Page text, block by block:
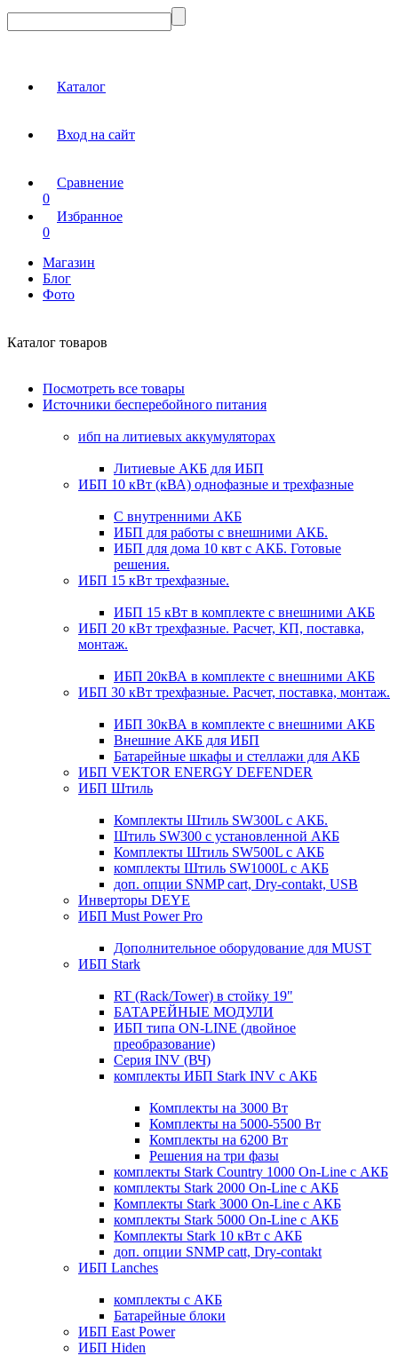
Каталог
Вход на сайт
Сравнение
0
Избранное
0
Магазин
Блог
Фото
Каталог товаров
Посмотреть все товары
Источники бесперебойного питания
ибп на литиевых аккумуляторах
Литиевые АКБ для ИБП
ИБП 10 кВт (кВА) однофазные и трехфазные
С внутренними АКБ
ИБП для работы с внешними АКБ.
ИБП для дома 10 квт с АКБ. Готовые
решения.
ИБП 15 кВт трехфазные.
ИБП 15 кВт в комплекте с внешними АКБ
ИБП 20 кВт трехфазные. Расчет, КП, поставка,
монтаж.
ИБП 20кВА в комплекте с внешними АКБ
ИБП 30 кВт трехфазные. Расчет, поставка, монтаж.
ИБП 30кВА в комплекте с внешними АКБ
Внешние АКБ для ИБП
Батарейные шкафы и стеллажи для АКБ
ИБП VEKTOR ENERGY DEFENDER
ИБП Штиль
Комплекты Штиль SW300L с АКБ.
Штиль SW300 с установленной АКБ
Комплекты Штиль SW500L с АКБ
комплекты Штиль SW1000L с АКБ
доп. опции SNMP cart, Dry-contakt, USB
Инверторы DEYE
ИБП Must Power Pro
Дополнительное оборудование для MUST
ИБП Stark
RT (Rack/Tower) в стойку 19"
БАТАРЕЙНЫЕ МОДУЛИ
ИБП типа ON-LINE (двойное
преобразование)
Серия INV (ВЧ)
комплекты ИБП Stark INV с АКБ
Комплекты на 3000 Вт
Комплекты на 5000-5500 Вт
Комплекты на 6200 Вт
Решения на три фазы
комплекты Stark Country 1000 On-Line с АКБ
комплекты Stark 2000 On-Line с АКБ
Комплекты Stark 3000 On-Line с АКБ
комплекты Stark 5000 On-Line с АКБ
Комплекты Stark 10 кВт с АКБ
доп. опции SNMP catt, Dry-contakt
ИБП Lanches
комплекты с АКБ
Батарейные блоки
ИБП East Power
ИБП Hiden